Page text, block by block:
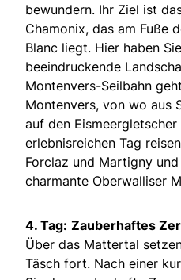
bewundern. Ihr Ziel ist
Chamonix, das am Fuße
Blanc liegt. Hier haben
beeindruckende
Montenvers-Seilbahn
Montenvers, von wo aus
auf den Eismeergletscher
erlebnisreichen Tag
Forclaz und Martigny
charmante Oberwalliser
4. Tag: Zauberhaftes
Über das Mattertal
Täsch fort. Nach einer